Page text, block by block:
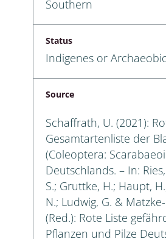
Southern
Status
Indigenes or
Source
Schaffrath, U. (2021):
Gesamtartenliste der
(Coleoptera:
Deutschlands. – In:
S.; Gruttke, H.; Haupt,
N.; Ludwig, G. &
(Red.): Rote Liste
Pflanzen und Pilze